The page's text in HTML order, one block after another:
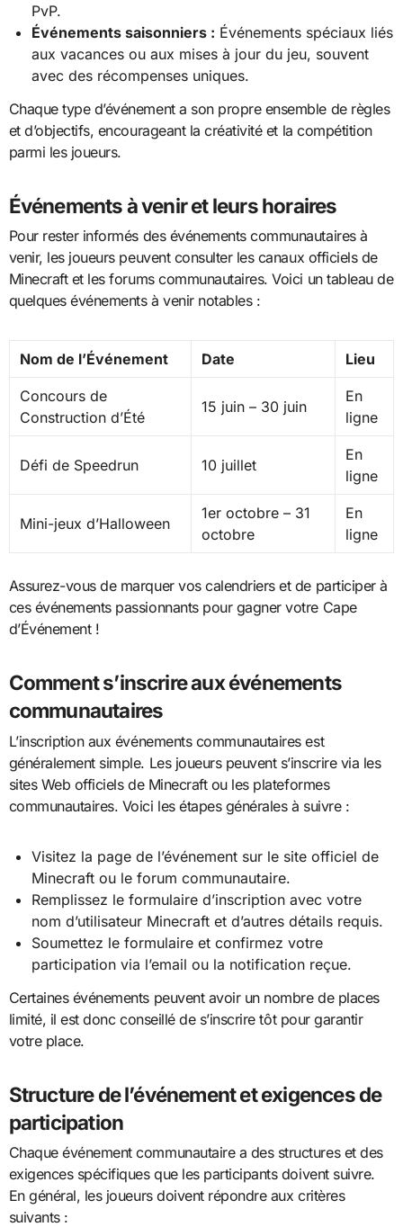
PvP.
Événements saisonniers : Événements spéciaux liés
aux vacances ou aux mises à jour du jeu, souvent
avec des récompenses uniques.
Chaque type d’événement a son propre ensemble de règles
et d’objectifs, encourageant la créativité et la compétition
parmi les joueurs.
Événements à venir et leurs horaires
Pour rester informés des événements communautaires à
venir, les joueurs peuvent consulter les canaux officiels de
Minecraft et les forums communautaires. Voici un tableau de
quelques événements à venir notables :
Nom de l’Événement Date Lieu
Concours de
Construction d’Été
15 juin – 30 juin
En
ligne
Défi de Speedrun 10 juillet
En
ligne
Mini-jeux d’Halloween
1er octobre – 31
octobre
En
ligne
Assurez-vous de marquer vos calendriers et de participer à
ces événements passionnants pour gagner votre Cape
d’Événement !
Comment s’inscrire aux événements
communautaires
L’inscription aux événements communautaires est
généralement simple. Les joueurs peuvent s’inscrire via les
sites Web officiels de Minecraft ou les plateformes
communautaires. Voici les étapes générales à suivre :
Visitez la page de l’événement sur le site officiel de
Minecraft ou le forum communautaire.
Remplissez le formulaire d’inscription avec votre
nom d’utilisateur Minecraft et d’autres détails requis.
Soumettez le formulaire et confirmez votre
participation via l’email ou la notification reçue.
Certaines événements peuvent avoir un nombre de places
limité, il est donc conseillé de s’inscrire tôt pour garantir
votre place.
Structure de l’événement et exigences de
participation
Chaque événement communautaire a des structures et des
exigences spécifiques que les participants doivent suivre.
En général, les joueurs doivent répondre aux critères
suivants :